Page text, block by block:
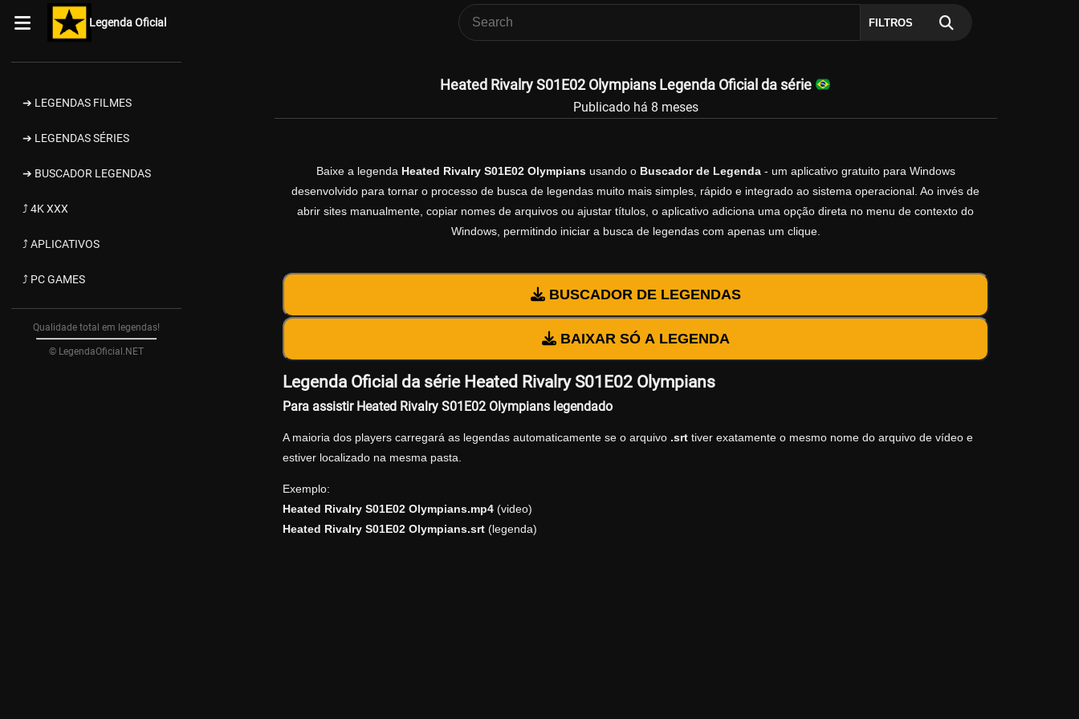
Legenda Oficial FILTROS
➔ LEGENDAS FILMES
➔ LEGENDAS SÉRIES
➔ BUSCADOR LEGENDAS
⤴ 4K XXX
⤴ APLICATIVOS
⤴ PC GAMES
Qualidade total em legendas!
© LegendaOficial.NET
Heated Rivalry S01E02 Olympians Legenda Oficial da série
Publicado há 8 meses
Baixe a legenda Heated Rivalry S01E02 Olympiansusando o Buscador de Legenda- um aplicativo gratuito para Windows
desenvolvido para tornar o processo de busca de legendas muito mais simples, rápido e integrado ao sistema operacional. Ao invés de
abrir sites manualmente, copiar nomes de arquivos ou ajustar títulos, o aplicativo adiciona uma opção direta no menu de contexto do
Windows, permitindo iniciar a busca de legendas com apenas um clique.
BUSCADOR DE LEGENDAS
BAIXAR SÓ A LEGENDA
Legenda Oficial da série Heated Rivalry S01E02 Olympians
Para assistir Heated Rivalry S01E02 Olympians legendado
A maioria dos players carregará as legendas automaticamente se o arquivo .srttiver exatamente o mesmo nome do arquivo de vídeo e
estiver localizado na mesma pasta.
Exemplo:
Heated Rivalry S01E02 Olympians.mp4(video)
Heated Rivalry S01E02 Olympians.srt(legenda)